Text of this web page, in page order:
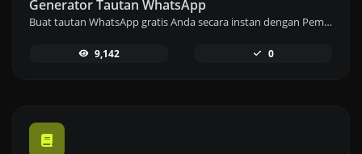
Generator Tautan WhatsApp
Buat tautan WhatsApp gratis Anda secara instan dengan Pembuat Tautan WhatsApp kami. Tambahkan pesan khusus dan mulai obrolan dengan satu klik – tidak perlu login atau pengkodean.
9,142 0